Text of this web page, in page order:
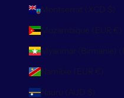
Montserrat (XCD $)
Mozambique (EUR €)
Namibie (EUR €)
Nauru (AUD $)